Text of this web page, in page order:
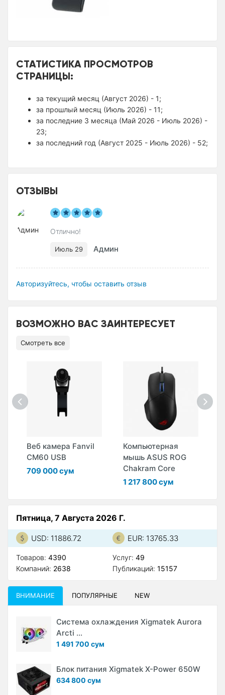
СТАТИСТИКА ПРОСМОТРОВ
СТРАНИЦЫ:
за текущий месяц (Август 2026) - 1;
за прошлый месяц (Июль 2026) - 11;
за последние 3 месяца (Май 2026 - Июль 2026) -
23;
за последний год (Август 2025 - Июль 2026) - 52;
ОТЗЫВЫ
Отлично!
Июль 29 Админ
Авторизуйтесь, чтобы оставить отзыв
ВОЗМОЖНО ВАС ЗАИНТЕРЕСУЕТ
Смотреть все
Веб камера Fanvil
CM60 USB
709 000 сум
Компьютерная
мышь ASUS ROG
Chakram Core
1 217 800 сум
Пятница, 7 Августа 2026 Г.
USD: 11886.72 EUR: 13765.33
Товаров: 4390
Компаний: 2638
Услуг: 49
Публикаций: 15157
ВНИМАНИЕ ПОПУЛЯРНЫЕ NEW
Система охлаждения Xigmatek Aurora
Arcti ...
1 491 700 сум
Блок питания Xigmatek X-Power 650W
634 800 сум